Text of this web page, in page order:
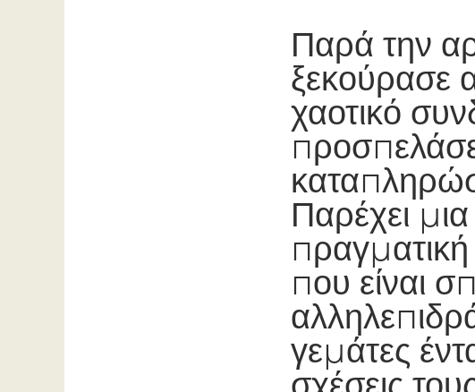
Παρά την
ξεκούρασε
χαοτικό
Παρέχει
πραγματική
που είναι
γεμάτες